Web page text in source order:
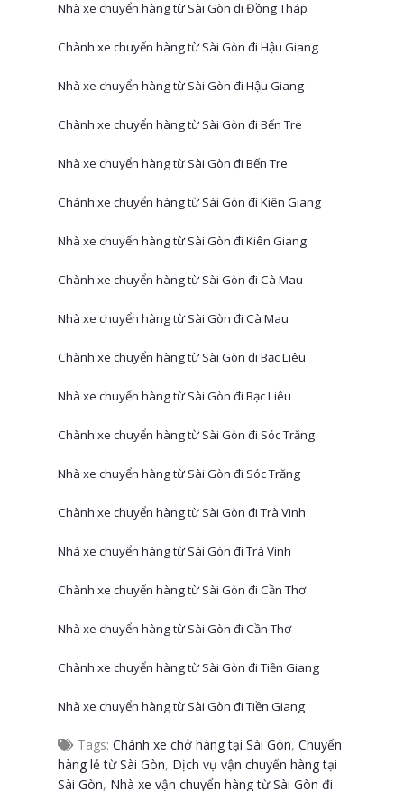
Nhà xe chuyển hàng từ Sài Gòn đi Đồng Tháp
Chành xe chuyển hàng từ Sài Gòn đi Hậu Giang
Nhà xe chuyển hàng từ Sài Gòn đi Hậu Giang
Chành xe chuyển hàng từ Sài Gòn đi Bến Tre
Nhà xe chuyển hàng từ Sài Gòn đi Bến Tre
Chành xe chuyển hàng từ Sài Gòn đi Kiên Giang
Nhà xe chuyển hàng từ Sài Gòn đi Kiên Giang
Chành xe chuyển hàng từ Sài Gòn đi Cà Mau
Nhà xe chuyển hàng từ Sài Gòn đi Cà Mau
Chành xe chuyển hàng từ Sài Gòn đi Bạc Liêu
Nhà xe chuyển hàng từ Sài Gòn đi Bạc Liêu
Chành xe chuyển hàng từ Sài Gòn đi Sóc Trăng
Nhà xe chuyển hàng từ Sài Gòn đi Sóc Trăng
Chành xe chuyển hàng từ Sài Gòn đi Trà Vinh
Nhà xe chuyển hàng từ Sài Gòn đi Trà Vinh
Chành xe chuyển hàng từ Sài Gòn đi Cần Thơ
Nhà xe chuyển hàng từ Sài Gòn đi Cần Thơ
Chành xe chuyển hàng từ Sài Gòn đi Tiền Giang
Nhà xe chuyển hàng từ Sài Gòn đi Tiền Giang
Tags: Chành xe chở hàng tại Sài Gòn, Chuyển
hàng lẻ từ Sài Gòn, Dịch vụ vận chuyển hàng tại
Sài Gòn, Nhà xe vận chuyển hàng từ Sài Gòn đi